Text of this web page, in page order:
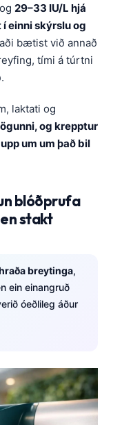
og 29–33 IU/L hjá
einni skýrslu og
bætist við annað
tími á túrtni
laktati og
og krepptur
um um það bil
blóðprufa
stakt
breytinga,
ein einangruð
óeðlileg áður